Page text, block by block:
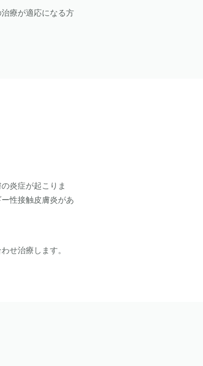
療が適応になる方
炎症が起こりま
性接触皮膚炎があ
せ治療します。